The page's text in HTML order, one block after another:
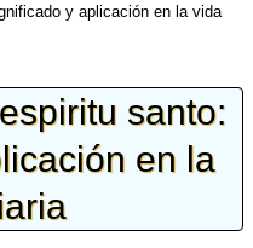
y aplicación en la vida
santo:
en la